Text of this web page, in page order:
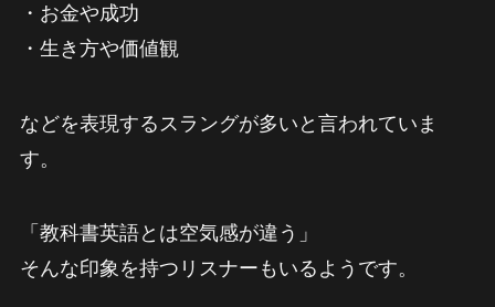
・お金や成功
・生き方や価値観
などを表現するスラングが多いと言われていま
す。
「教科書英語とは空気感が違う」
そんな印象を持つリスナーもいるようです。